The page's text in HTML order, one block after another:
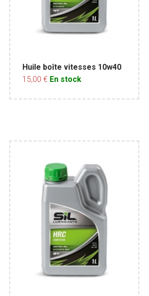
Huile boîte vitesses 10w40
15,00 € En stock